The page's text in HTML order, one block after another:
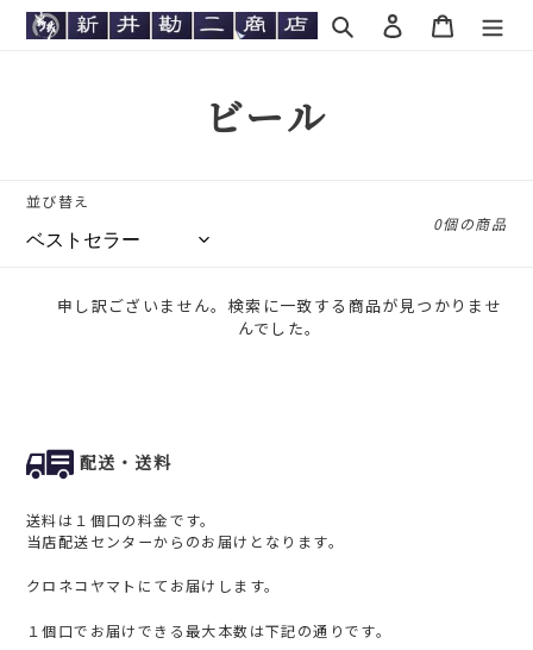
検索 ログインカート
コ
シ
ョ
ン
ビール
並び替え
0個の商品
申し訳ございません。検索に一致する商品が見つかりませ
んでした。
配送・送料
送料は１個口の料金です。
当店配送センターからのお届けとなります。
クロネコヤマトにてお届けします。
１個口でお届けできる最大本数は下記の通りです。